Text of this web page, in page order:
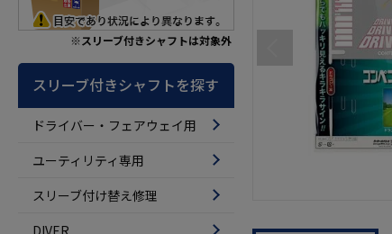
※スリーブ付きシャフトは対象外
スリーブ付きシャフトを探す
ドライバー・フェアウェイ用
ユーティリティ専用
スリーブ付け替え修理
DIVER